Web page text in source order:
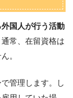
国人が行う活動
通常、在留資格は
。
管理します。し